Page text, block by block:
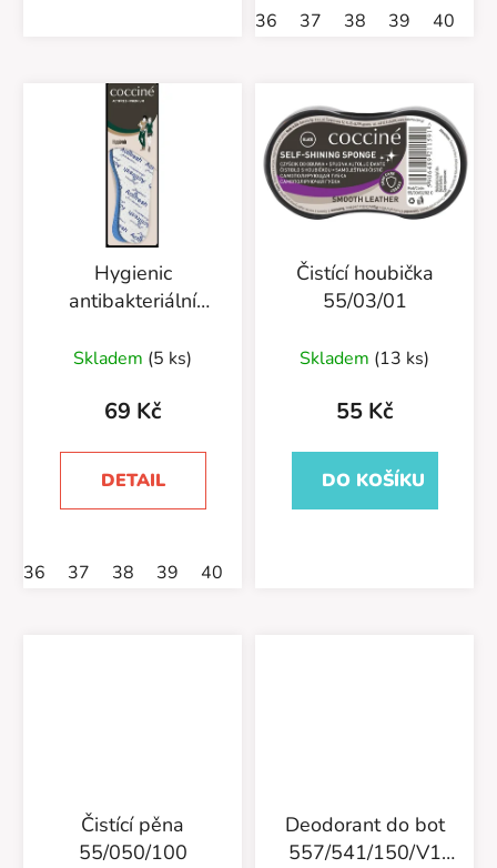
36 37 38 39 40
Hygienic
antibakteriální
Skladem (5 ks)
69 Kč
DETAIL
36 37 38 39 40
Čistící houbička
55/03/01
Skladem (13 ks)
55 Kč
DO KOŠÍKU
Čistící pěna
55/050/100
Deodorant do bot
557/541/150/V1